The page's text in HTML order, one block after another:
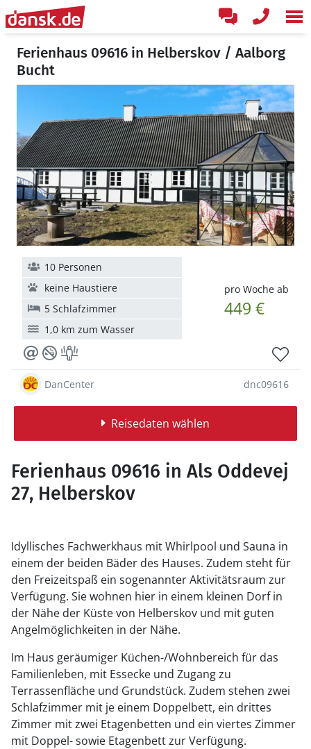
Ferienhaus 09616 in Helberskov / Aalborg
Bucht
pro Woche ab
449 €
10 Personen
keine Haustiere
5 Schlafzimmer
1,0 km zum Wasser
DanCenter dnc09616
Reisedaten wählen
Ferienhaus 09616 in Als Oddevej
27, Helberskov
Idyllisches Fachwerkhaus mit Whirlpool und Sauna in
einem der beiden Bäder des Hauses. Zudem steht für
den Freizeitspaß ein sogenannter Aktivitätsraum zur
Verfügung. Sie wohnen hier in einem kleinen Dorf in
der Nähe der Küste von Helberskov und mit guten
Angelmöglichkeiten in der Nähe.
Im Haus geräumiger Küchen-/Wohnbereich für das
Familienleben, mit Essecke und Zugang zu
Terrassenfläche und Grundstück. Zudem stehen zwei
Schlafzimmer mit je einem Doppelbett, ein drittes
Zimmer mit zwei Etagenbetten und ein viertes Zimmer
mit Doppel- sowie Etagenbett zur Verfügung.